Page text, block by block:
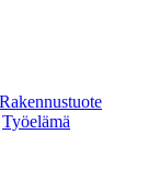
Rakennustuote
Työelämä